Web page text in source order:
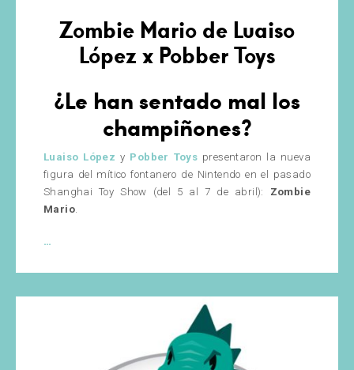
Zombie Mario de Luaiso
López x Pobber Toys
¿Le han sentado mal los
champiñones?
Luaiso López y Pobber Toys presentaron la nueva
figura del mítico fontanero de Nintendo en el pasado
Shanghai Toy Show (del 5 al 7 de abril): Zombie
Mario
…
de
Luaiso